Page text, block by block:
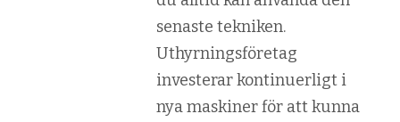
senaste tekniken.
Uthyrningsföretag
investerar kontinuerligt i
nya maskiner för att kunna